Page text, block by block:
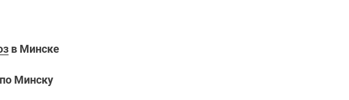
в Минске
по Минску